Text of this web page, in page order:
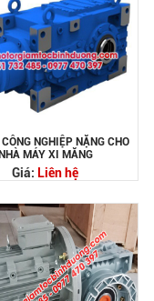
CÔNG NGHIỆP NẶNG CHO
NHÀ MÁY XI MĂNG
Giá: Liên hệ